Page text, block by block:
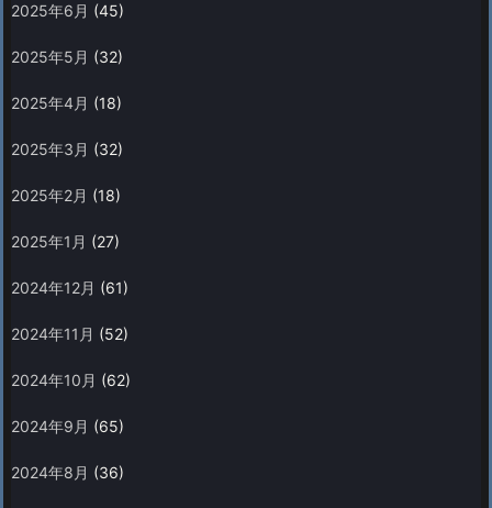
2025年6月 (45)
2025年5月 (32)
2025年4月 (18)
2025年3月 (32)
2025年2月 (18)
2025年1月 (27)
2024年12月 (61)
2024年11月 (52)
2024年10月 (62)
2024年9月 (65)
2024年8月 (36)